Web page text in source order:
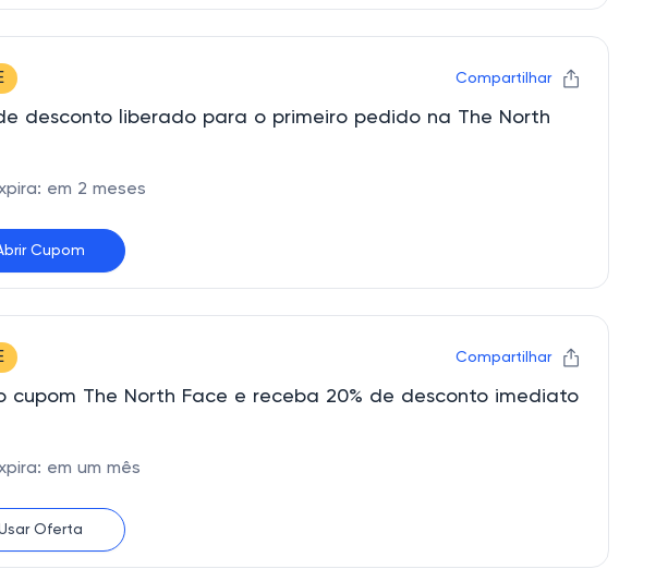
Compartilhar
desconto liberado para o primeiro pedido na The North
em 2 meses
Cupom
Compartilhar
cupom The North Face e receba 20% de desconto imediato
em um mês
Oferta